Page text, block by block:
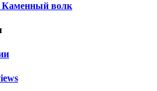
Каменный волк